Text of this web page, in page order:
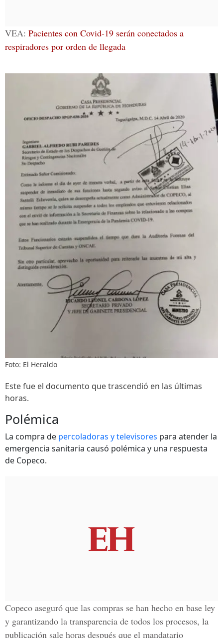
VEA: Pacientes con Covid-19 serán conectados a
respiradores por orden de llegada
Foto: El Heraldo
Este fue el documento que trascendió en las últimas
horas.
Polémica
La compra de percoladoras y televisores para atender la
emergencia sanitaria causó polémica y una respuesta
de Copeco.
Copeco aseguró que las compras se han hecho en base ley
y garantizando la transparencia de todos los procesos, la
publicación sale horas después que el mandatario